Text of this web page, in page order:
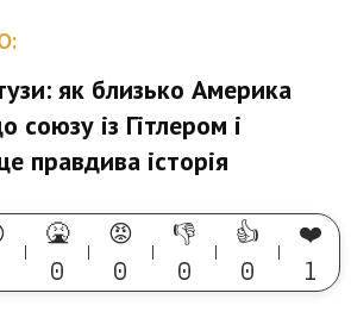
як близько Америка
союзу із Гітлером і
правдива історія
🤮
0
😡
0
👎
0
👍
0
❤️
1